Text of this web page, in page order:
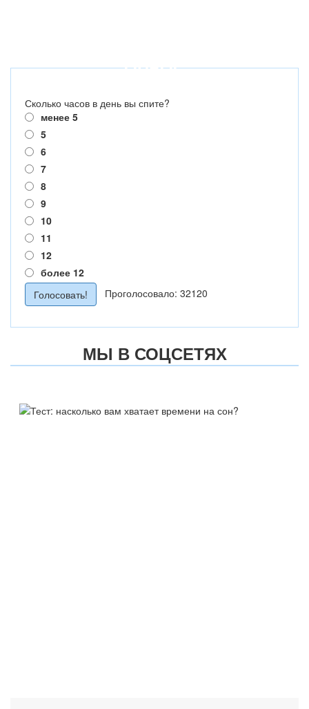
ОПРОС
Сколько часов в день вы спите?
менее 5
5
6
7
8
9
10
11
12
более 12
Проголосовало: 32120
МЫ В СОЦСЕТЯХ